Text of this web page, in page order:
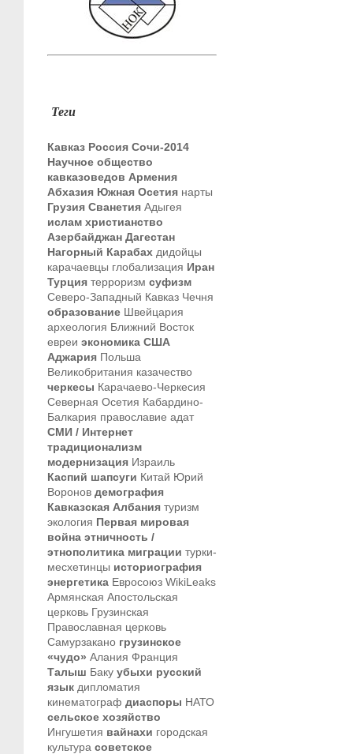
Теги
Кавказ Россия Сочи-2014
Научное общество
кавказоведов Армения
Абхазия Южная Осетия нарты
Грузия Сванетия Адыгея
ислам христианство
Азербайджан Дагестан
Нагорный Карабах дидойцы
карачаевцы глобализация Иран
Турция терроризм суфизм
Северо-Западный Кавказ Чечня
образование Швейцария
археология Ближний Восток
евреи экономика США
Аджария Польша
Великобритания казачество
черкесы Карачаево-Черкесия
Северная Осетия Кабардино-
Балкария православие адат
СМИ / Интернет
традиционализм
модернизация Израиль
Каспий шапсуги Китай Юрий
Воронов демография
Кавказская Албания туризм
экология Первая мировая
война этничность /
этнополитика миграции турки-
месхетинцы историография
энергетика Евросоюз WikiLeaks
Армянская Апостольская
церковь Грузинская
Православная церковь
Самурзакано грузинское
«чудо» Алания Франция
Талыш Баку убыхи русский
язык дипломатия
кинематограф диаспоры НАТО
сельское хозяйство
Ингушетия вайнахи городская
культура советское